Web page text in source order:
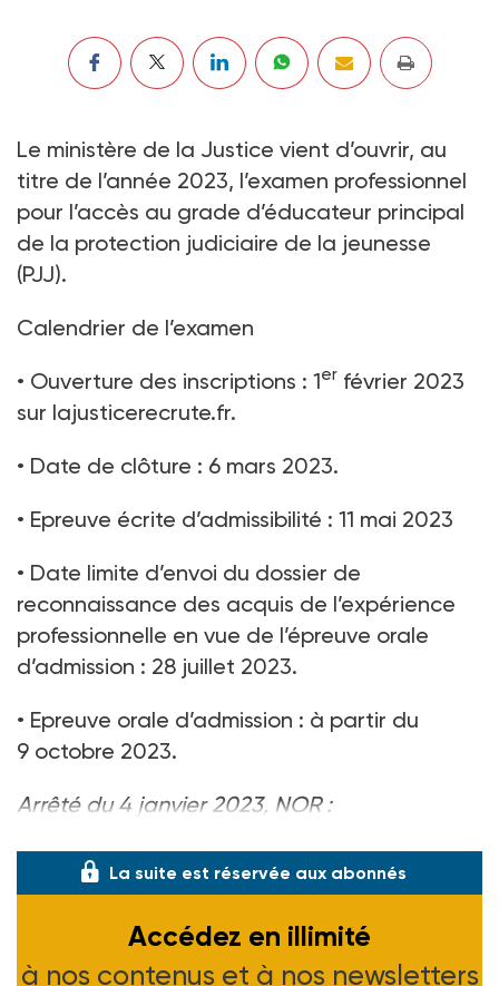
Le ministère de la Justice vient d’ouvrir, au
titre de l’année 2023, l’examen professionnel
pour l’accès au grade d’éducateur principal
de la protection judiciaire de la jeunesse
(PJJ).
Calendrier de l’examen
• Ouverture des inscriptions : 1er février 2023
sur lajusticerecrute.fr.
• Date de clôture : 6 mars 2023.
• Epreuve écrite d’admissibilité : 11 mai 2023
• Date limite d’envoi du dossier de
reconnaissance des acquis de l’expérience
professionnelle en vue de l’épreuve orale
d’admission : 28 juillet 2023.
• Epreuve orale d’admission : à partir du
9 octobre 2023.
Arrêté du 4 janvier 2023, NOR :
La suite est réservée aux abonnés
Accédez en illimité
à nos contenus et à nos newsletters